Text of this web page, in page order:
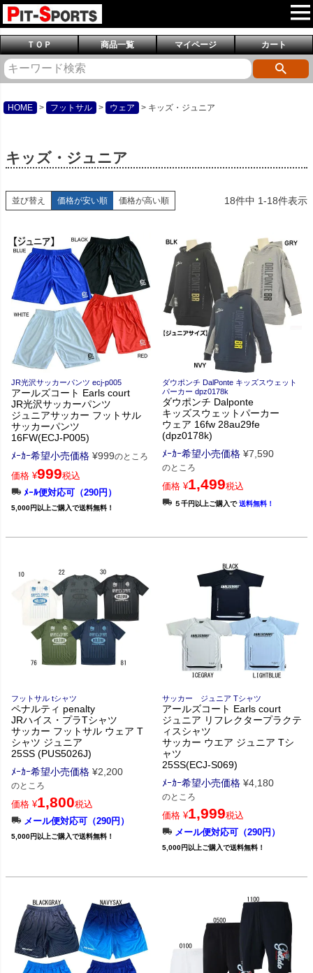
ＴＯＰ 商品一覧 マイページ カート
HOME フットサル ウェア キッズ・ジュニア
キッズ・ジュニア
並び替え 価格が安い順 価格が高い順 18件中 1-18件表示
JR光沢サッカーパンツ ecj-p005
アールズコート Earls court
JR光沢サッカーパンツ
ジュニアサッカー フットサル
サッカーパンツ
16FW(ECJ-P005)
ﾒｰｶｰ希望小売価格 ¥999のところ
価格 ¥999税込
ﾒｰﾙ便対応可（290円）
5,000円以上ご購入で送料無料！
ダウポンチ DalPonte キッズスウェット
パーカー dpz0178k
ダウポンチ Dalponte
キッズスウェットパーカー
ウェア 16fw 28au29fe
(dpz0178k)
ﾒｰｶｰ希望小売価格 ¥7,590
のところ
価格 ¥1,499税込
５千円以上ご購入で送料無料！
フットサル tシャツ
ペナルティ penalty
JRハイス・プラTシャツ
サッカー フットサル ウェア T
シャツ ジュニア
25SS (PUS5026J)
ﾒｰｶｰ希望小売価格 ¥2,200
のところ
価格 ¥1,800税込
メール便対応可（290円）
5,000円以上ご購入で送料無料！
サッカー ジュニア Tシャツ
アールズコート Earls court
ジュニア リフレクタープラクテ
ィスシャツ
サッカー ウエア ジュニア Tシ
ャツ
25SS(ECJ-S069)
ﾒｰｶｰ希望小売価格 ¥4,180
のところ
価格 ¥1,999税込
メール便対応可（290円）
5,000円以上ご購入で送料無料！